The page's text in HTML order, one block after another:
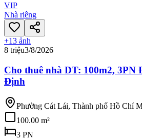
VIP
Nhà riêng
+13 ảnh
8 triệu3/8/2026
Cho thuê nhà DT: 100m2, 3PN
Định
Phường Cát Lái, Thành phố Hồ Chí
100.00 m²
3 PN